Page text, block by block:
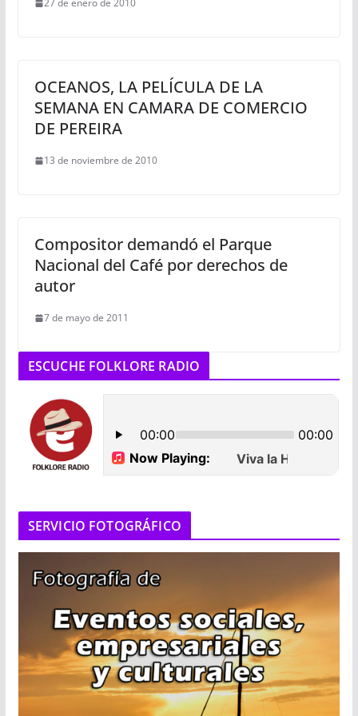
27 de enero de 2010
OCEANOS, LA PELÍCULA DE LA
SEMANA EN CAMARA DE COMERCIO
DE PEREIRA
13 de noviembre de 2010
Compositor demandó el Parque
Nacional del Café por derechos de
autor
7 de mayo de 2011
ESCUCHE FOLKLORE RADIO
SERVICIO FOTOGRÁFICO